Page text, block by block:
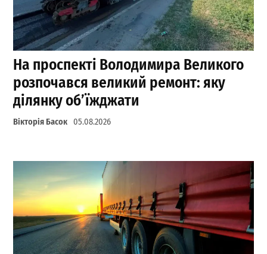
На проспекті Володимира Великого
розпочався великий ремонт: яку
ділянку об’їжджати
Вікторія Басок 05.08.2026